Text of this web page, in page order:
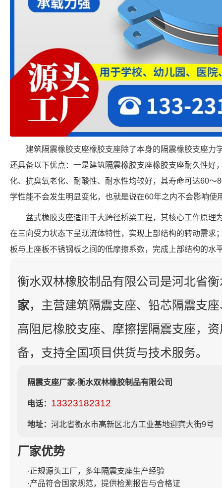
建筑隔震橡胶支座橡胶支座除了本身的隔震橡胶支座力
还具备以下优点：一是建筑隔震橡胶支座橡胶支座耐久性好
化、抗臭氧老化、耐酸性、耐水性均较好，其寿命可达60～
学性能不会发生明显变化，也就是说在60年之内不会影响使
盆式橡胶支座适用于大跨径桥梁工程，其核心工作原理
在三向受力状态下呈现流体特性，实现上部结构的转动需求
板与上座板不锈钢板之间的低摩擦系数，完成上部结构的水
衡水双林橡胶制品有限公司是河北省
家，主营建筑隔震支座、铅芯隔震支
高阻尼橡胶支座、摩擦摆隔震支座，
备，支持全国项目供货与技术服务。
隔震支座厂家-衡水双林橡胶制品有限公司
电话： 13323182312
地址： 河北省衡水市高新区北方工业基地迎宾大街9号
厂家优势
·正规源头工厂，多年隔震支座生产经验
·产品符合国家规范，提供检测报告与合格证